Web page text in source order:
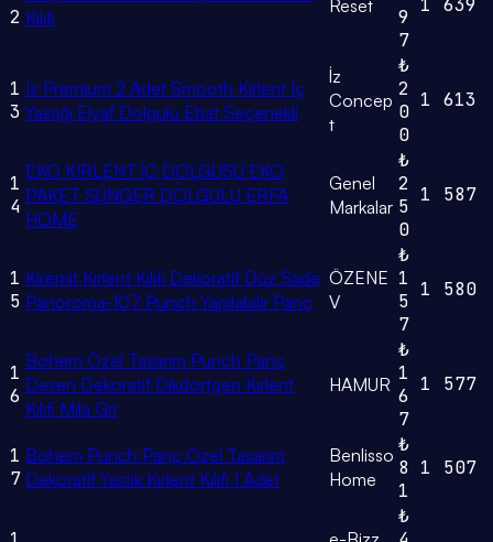
2 Kılıfı
Reset
9
7
1 639
1
3
Iz Premium 2 Adet Smooth Kirlent Iç
Yastığı Elyaf Dolgulu Ebat Seçenekli
İz
Concep
t
₺
2
0
0
1 613
1
4
EKO KIRLENT İÇ DOLGUSU EKO
PAKET SÜNGER DOLGULU ERFA
HOME
Genel
Markalar
₺
2
5
0
1 587
1
5
Kiremit Kırlent Kılıfı Dekoratif Düz Sade
Panoroma-107 Punch Yapılabilir Panç
ÖZENE
V
₺
1
5
7
1 580
1
6
Bohem Özel Tasarım Punch Panç
Desen Dekoratif Dikdörtgen Kırlent
Kılıfı Mila Gri
HAMUR
₺
1
6
7
1 577
1
7
Bohem Punch Panç Özel Tasarım
Dekoratif Yastık Kırlent Kılıfı 1 Adet
Benlisso
Home
₺
8
1
1 507
₺